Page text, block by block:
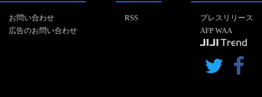
お問い合わせ
広告のお問い合わせ
RSS
プレスリリース
AFP WAA